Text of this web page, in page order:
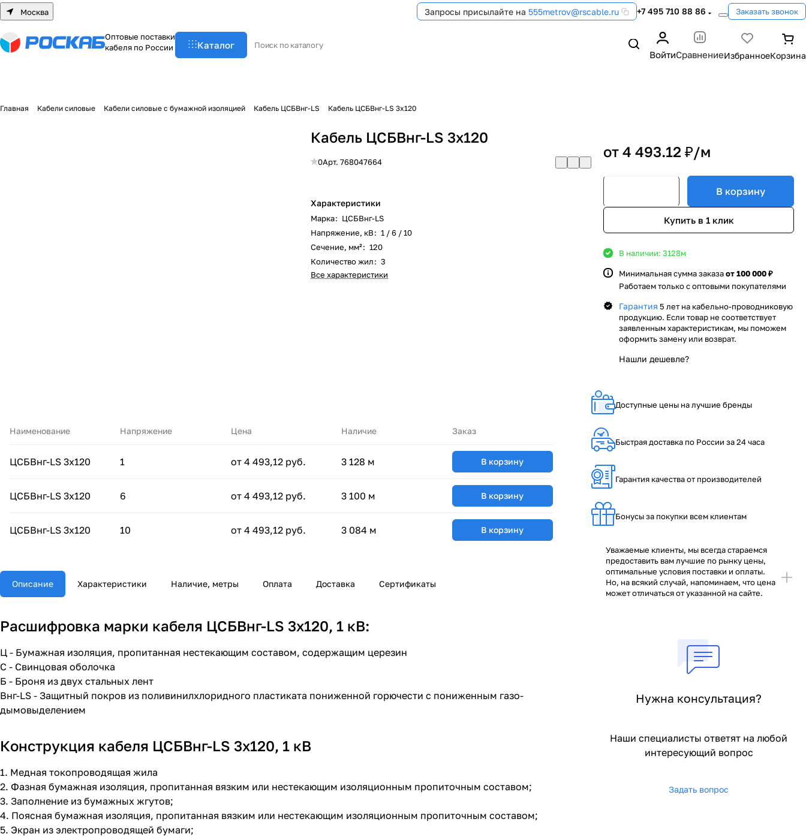
Москва Запросы присылайте на 555metrov@rscable.ru +7 495 710 88 86 Заказать звонок
Оптовые поставки
кабеля по России
Каталог
ВойтиСравнение
Главная Кабели силовые Кабели силовые с бумажной изоляцией Кабель ЦСБВнг-LS Кабель ЦСБВнг-LS 3х120
Кабель ЦСБВнг-LS 3х120
0Арт. 768047664
Характеристики
Марка: ЦСБВнг-LS
Напряжение, кВ: 1 / 6 / 10
Сечение, мм²: 120
Количество жил: 3
Все характеристики
от 4 493.12 ₽/м
В корзину
Купить в 1 клик
В наличии: 3128м
Минимальная сумма заказаот 100 000 ₽
Работаем только с оптовыми покупателями
Гарантия 5 лет на кабельно-проводниковую
продукцию. Если товар не соответствует
заявленным характеристикам, мы поможем
оформить замену или возврат.
Нашли дешевле?
Доступные цены на лучшие бренды
Быстрая доставка по России за 24 часа
Гарантия качества от производителей
Бонусы за покупки всем клиентам
Уважаемые клиенты, мы всегда стараемся
предоставить вам лучшие по рынку цены,
оптимальные условия поставки и оплаты.
Но, на всякий случай, напоминаем, что цена
может отличаться от указанной на сайте.
Нужна консультация?
Наши специалисты ответят на любой
интересующий вопрос
Задать вопрос
Наименование Напряжение Цена Наличие Заказ
ЦСБВнг-LS 3х120 1 от 4 493,12 руб. 3 128 м В корзину
ЦСБВнг-LS 3х120 6 от 4 493,12 руб. 3 100 м В корзину
ЦСБВнг-LS 3х120 10 от 4 493,12 руб. 3 084 м В корзину
Описание Характеристики Наличие, метры Оплата Доставка Сертификаты
Расшифровка марки кабеля ЦСБВнг-LS 3х120, 1 кВ:
Ц - Бумажная изоляция, пропитанная нестекающим составом, содержащим церезин
С - Свинцовая оболочка
Б - Броня из двух стальных лент
Внг-LS - Защитный покров из поливинилхлоридного пластиката пониженной горючести с пониженным газо-
дымовыделением
Конструкция кабеля ЦСБВнг-LS 3х120, 1 кВ
1. Медная токопроводящая жила
2. Фазная бумажная изоляция, пропитанная вязким или нестекающим изоляционным пропиточным составом;
3. Заполнение из бумажных жгутов;
4. Поясная бумажная изоляция, пропитанная вязким или нестекающим изоляционным пропиточным составом;
5. Экран из электропроводящей бумаги;